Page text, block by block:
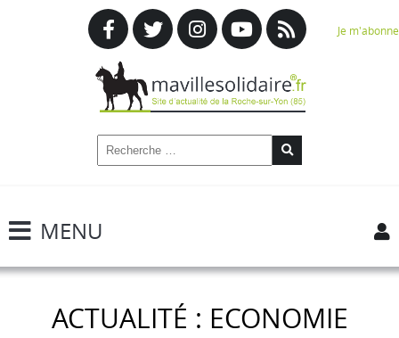
Je m'abonne
MENU
ACTUALITÉ : ECONOMIE